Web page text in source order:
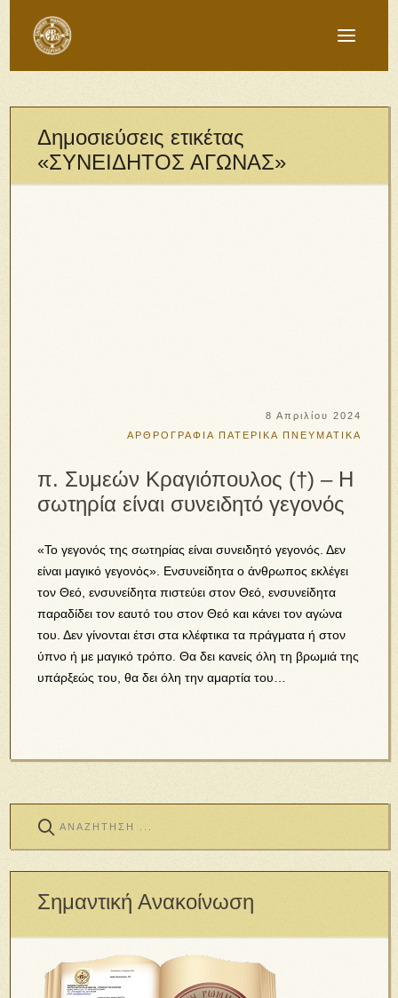
Δημοσιεύσεις ετικέτας
«ΣΥΝΕΙΔΗΤΟΣ ΑΓΩΝΑΣ»
8 Απριλίου 2024
ΑΡΘΡΟΓΡΑΦΙΑ ΠΑΤΕΡΙΚΑ ΠΝΕΥΜΑΤΙΚΑ
π. Συμεών Κραγιόπουλος (†) – Η
σωτηρία είναι συνειδητό γεγονός
«Το γεγονός της σωτηρίας είναι συνειδητό γεγονός. Δεν
είναι μαγικό γεγονός». Ενσυνείδητα ο άνθρωπος εκλέγει
τον Θεό, ενσυνείδητα πιστεύει στον Θεό, ενσυνείδητα
παραδίδει τον εαυτό του στον Θεό και κάνει τον αγώνα
του. Δεν γίνονται έτσι στα κλέφτικα τα πράγματα ή στον
ύπνο ή με μαγικό τρόπο. Θα δει κανείς όλη τη βρωμιά της
υπάρξεώς του, θα δει όλη την αμαρτία του…
Σημαντική Ανακοίνωση